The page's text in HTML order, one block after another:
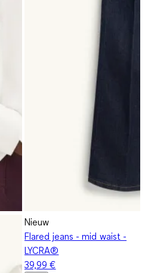
Nieuw
Flared jeans - mid waist -
LYCRA®
39,99 €